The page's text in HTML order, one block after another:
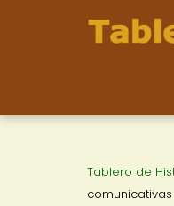
Tablero de
comunicativas